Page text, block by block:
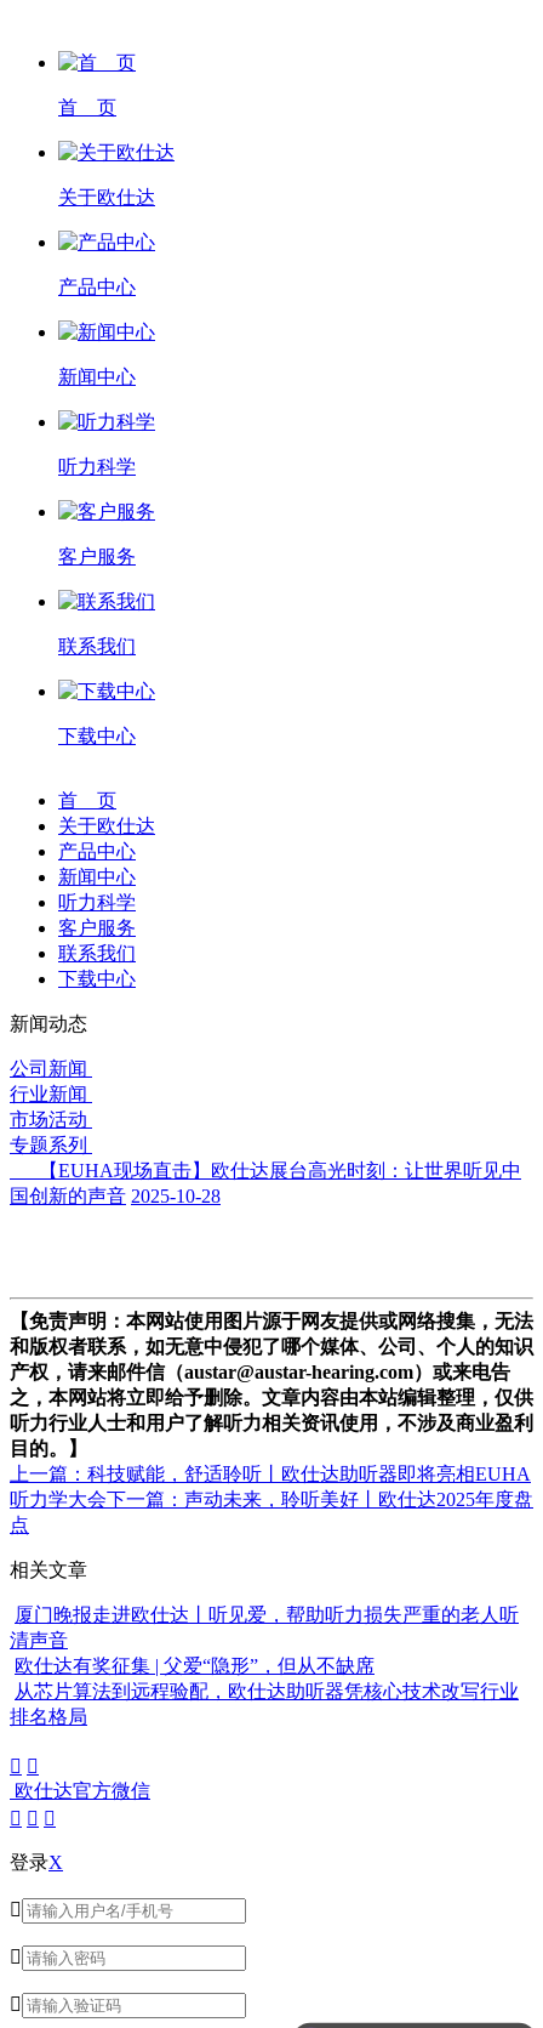
首 页
关于欧仕达
产品中心
新闻中心
听力科学
客户服务
联系我们
下载中心
首 页
关于欧仕达
产品中心
新闻中心
听力科学
客户服务
联系我们
下载中心
新闻动态
公司新闻
行业新闻
市场活动
专题系列
【EUHA现场直击】欧仕达展台高光时刻：让世界听见中
国创新的声音 2025-10-28
【免责声明：本网站使用图片源于网友提供或网络搜集，无法
和版权者联系，如无意中侵犯了哪个媒体、公司、个人的知识
产权，请来邮件信（austar@austar-hearing.com）或来电告
之，本网站将立即给予删除。文章内容由本站编辑整理，仅供
听力行业人士和用户了解听力相关资讯使用，不涉及商业盈利
目的。】
上一篇：科技赋能，舒适聆听丨欧仕达助听器即将亮相EUHA
听力学大会下一篇：声动未来，聆听美好丨欧仕达2025年度盘
点
相关文章
厦门晚报走进欧仕达丨听见爱，帮助听力损失严重的老人听
清声音
欧仕达有奖征集 | 父爱“隐形”，但从不缺席
从芯片算法到远程验配，欧仕达助听器凭核心技术改写行业
排名格局
 
欧仕达官方微信
  
登录X


